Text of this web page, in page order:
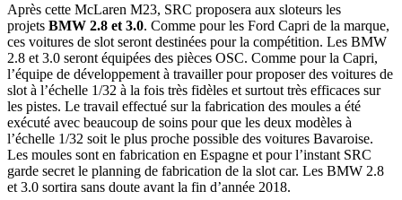
Après cette McLaren M23, SRC proposera aux sloteurs les
projets BMW 2.8 et 3.0. Comme pour les Ford Capri de la marque,
ces voitures de slot seront destinées pour la compétition. Les BMW
2.8 et 3.0 seront équipées des pièces OSC. Comme pour la Capri,
l’équipe de développement à travailler pour proposer des voitures de
slot à l’échelle 1/32 à la fois très fidèles et surtout très efficaces sur
les pistes. Le travail effectué sur la fabrication des moules a été
exécuté avec beaucoup de soins pour que les deux modèles à
l’échelle 1/32 soit le plus proche possible des voitures Bavaroise.
Les moules sont en fabrication en Espagne et pour l’instant SRC
garde secret le planning de fabrication de la slot car. Les BMW 2.8
et 3.0 sortira sans doute avant la fin d’année 2018.